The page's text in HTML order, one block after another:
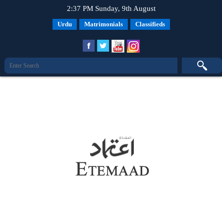
2:37 PM Sunday, 9th August
Urdu Matrimonials Classifieds